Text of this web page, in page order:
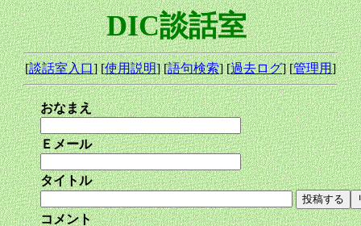
DIC談話室
[談話室入口] [使用説明] [語句検索] [過去ログ] [管理用]
おなまえ
Ｅメール
タイトル
コメント